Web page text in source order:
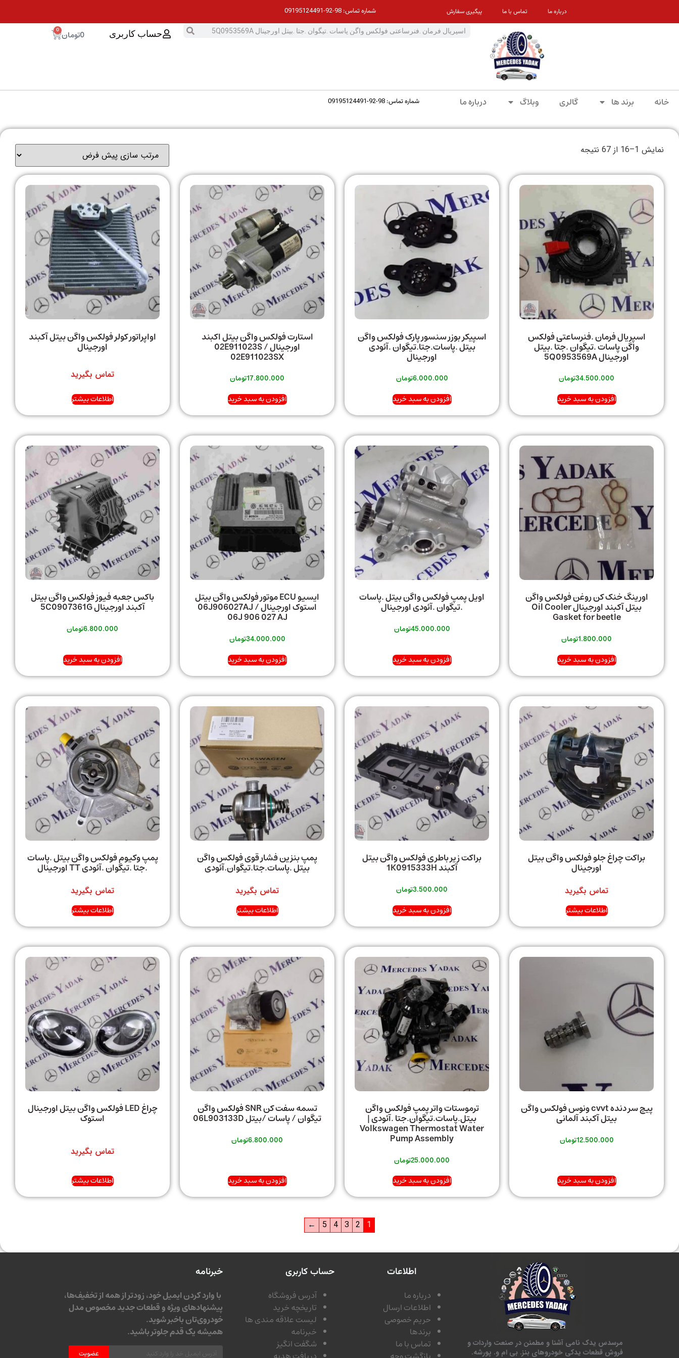
درباره ما تماس با ما پیگیری سفارش شماره تماس: 98-92-09195124491
حساب کاربری 0تومان 0
خانه برند ها گالری وبلاگ درباره ما شماره تماس: 98-92-09195124491
نمایش 1–16 از 67 نتیجه
اسپریال فرمان .فنرساعتی فولکس
واگن پاسات .تیگوان .جتا .بیتل
اورجینال 5Q0953569A
34.500.000تومان
افزودن به سبد خرید
اسپیکر بوزر سنسور پارک فولکس واگن
بیتل .پاسات.جتا.تیگوان .آئودی
اورجینال
6.000.000تومان
افزودن به سبد خرید
استارت فولکس واگن بیتل اکبند
اورجینال 02E911023S /
02E911023SX
17.800.000تومان
افزودن به سبد خرید
اواپراتور کولر فولکس واگن بیتل آکبند
اورجینال
تماس بگیرید
اطلاعات بیشتر
اورینگ خنک کن روغن فولکس واگن
بیتل آکبند اورجینال Oil Cooler
Gasket for beetle
1.800.000تومان
افزودن به سبد خرید
اویل پمپ فولکس واگن بیتل .پاسات
.تیگوان .آئودی اورجینال
45.000.000تومان
افزودن به سبد خرید
ایسیو ECU موتور فولکس واگن بیتل
استوک اورجینال 06J906027AJ /
06J 906 027 AJ
34.000.000تومان
افزودن به سبد خرید
باکس جعبه فیوز فولکس واگن بیتل
آکبند اورجینال 5C0907361G
6.800.000تومان
افزودن به سبد خرید
براکت چراغ جلو فولکس واگن بیتل
اورجینال
تماس بگیرید
اطلاعات بیشتر
براکت زیر باطری فولکس واگن بیتل
آکبند 1K0915333H
3.500.000تومان
افزودن به سبد خرید
پمپ بنزین فشار قوی فولکس واگن
بیتل .پاسات.جتا.تیگوان.آئودی
تماس بگیرید
اطلاعات بیشتر
پمپ وکیوم فولکس واگن بیتل .پاسات
.جتا .تیگوان .آئودی TT اورجینال
تماس بگیرید
اطلاعات بیشتر
پیچ سر دنده cvvt ونوس فولکس واگن
بیتل آکبند آلمانی
12.500.000تومان
افزودن به سبد خرید
ترموستات واتر پمپ فولکس واگن
بیتل.پاسات.تیگوان.جتا .آئودی |
Volkswagen Thermostat Water
Pump Assembly
25.000.000تومان
افزودن به سبد خرید
تسمه سفت کن SNR فولکس واگن
تیگوان / پاسات /بیتل 06L903133D
6.800.000تومان
افزودن به سبد خرید
چراغ LED فولکس واگن بیتل اورجینال
استوک
تماس بگیرید
اطلاعات بیشتر
1
2
3
4
5
←
مرسدس یدک نامی آشنا و مطمئن در صنعت واردات و
فروش قطعات یدکی خودروهای بنز. بی ام و. پورشه.
اطلاعات
درباره ما
اطلاعات ارسال
حریم خصوصی
برندها
تماس با ما
حساب کاربری
آدرس فروشگاه
تاریخچه خرید
لیست علاقه مندی ها
خبرنامه
شگفت انگیز
خبرنامه
با وارد کردن ایمیل خود، زودتر از همه از تخفیف‌ها،
پیشنهادهای ویژه و قطعات جدید مخصوص مدل
خودروی‌تان باخبر شوید.
همیشه یک قدم جلوتر باشید.
عضویت